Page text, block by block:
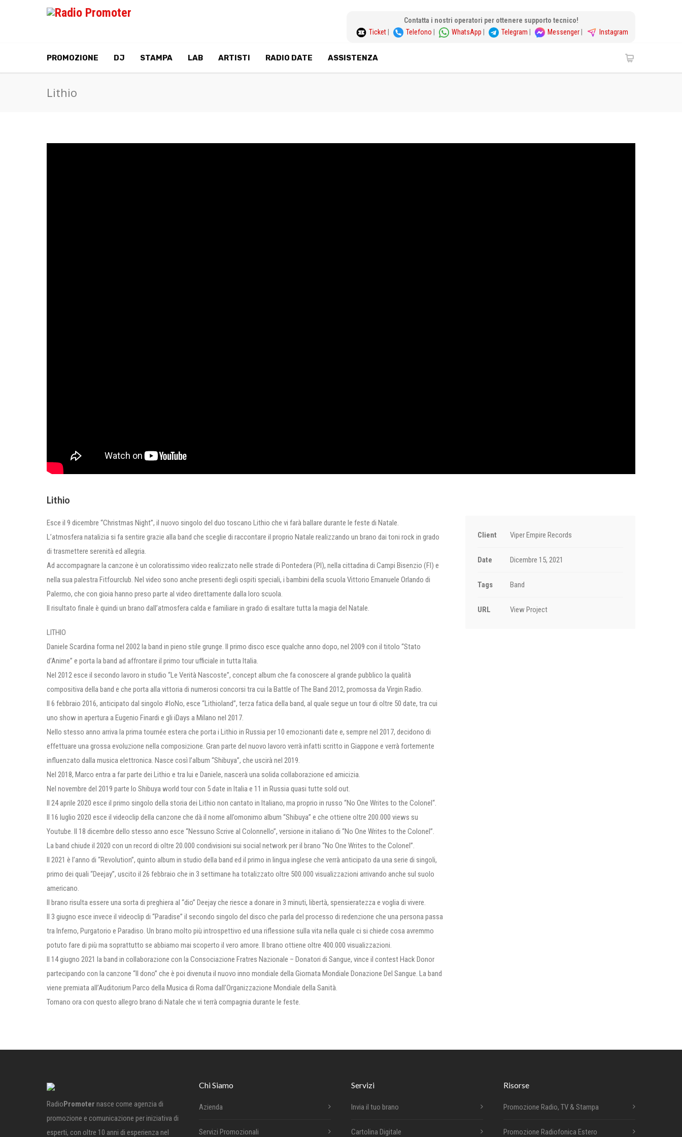
Contatta i nostri operatori per ottenere supporto tecnico!
Ticket
Telefono WhatsApp Telegram Messenger Instagram
PROMOZIONE DJ STAMPA LAB ARTISTI RADIO DATE ASSISTENZA
Lithio
Lithio
Esce il 9 dicembre “Christmas Night”, il nuovo singolo del duo toscano Lithio che vi farà ballare durante le feste di Natale.
L’atmosfera natalizia si fa sentire grazie alla band che sceglie di raccontare il proprio Natale realizzando un brano dai toni rock in grado
di trasmettere serenità ed allegria.
Ad accompagnare la canzone è un coloratissimo video realizzato nelle strade di Pontedera (PI), nella cittadina di Campi Bisenzio (FI) e
nella sua palestra Fitfourclub. Nel video sono anche presenti degli ospiti speciali, i bambini della scuola Vittorio Emanuele Orlando di
Palermo, che con gioia hanno preso parte al video direttamente dalla loro scuola.
Il risultato finale è quindi un brano dall’atmosfera calda e familiare in grado di esaltare tutta la magia del Natale.
LITHIO
Daniele Scardina forma nel 2002 la band in pieno stile grunge. Il primo disco esce qualche anno dopo, nel 2009 con il titolo “Stato
d’Anime” e porta la band ad affrontare il primo tour ufficiale in tutta Italia.
Nel 2012 esce il secondo lavoro in studio “Le Verità Nascoste”, concept album che fa conoscere al grande pubblico la qualità
compositiva della band e che porta alla vittoria di numerosi concorsi tra cui la Battle of The Band 2012, promossa da Virgin Radio.
Il 6 febbraio 2016, anticipato dal singolo #IoNo, esce “Lithioland”, terza fatica della band, al quale segue un tour di oltre 50 date, tra cui
uno show in apertura a Eugenio Finardi e gli iDays a Milano nel 2017.
Nello stesso anno arriva la prima tournée estera che porta i Lithio in Russia per 10 emozionanti date e, sempre nel 2017, decidono di
effettuare una grossa evoluzione nella composizione. Gran parte del nuovo lavoro verrà infatti scritto in Giappone e verrà fortemente
influenzato dalla musica elettronica. Nasce così l’album “Shibuya”, che uscirà nel 2019.
Nel 2018, Marco entra a far parte dei Lithio e tra lui e Daniele, nascerà una solida collaborazione ed amicizia.
Nel novembre del 2019 parte lo Shibuya world tour con 5 date in Italia e 11 in Russia quasi tutte sold out.
Il 24 aprile 2020 esce il primo singolo della storia dei Lithio non cantato in Italiano, ma proprio in russo “No One Writes to the Colonel“.
Il 16 luglio 2020 esce il videoclip della canzone che dà il nome all’omonimo album “Shibuya” e che ottiene oltre 200.000 views su
Youtube. Il 18 dicembre dello stesso anno esce “Nessuno Scrive al Colonnello”, versione in italiano di “No One Writes to the Colonel”.
La band chiude il 2020 con un record di oltre 20.000 condivisioni sui social network per il brano “No One Writes to the Colonel”.
Il 2021 è l’anno di “Revolution”, quinto album in studio della band ed il primo in lingua inglese che verrà anticipato da una serie di singoli,
primo dei quali “Deejay”, uscito il 26 febbraio che in 3 settimane ha totalizzato oltre 500.000 visualizzazioni arrivando anche sul suolo
americano.
Il brano risulta essere una sorta di preghiera al “dio” Deejay che riesce a donare in 3 minuti, libertà, spensieratezza e voglia di vivere.
Il 3 giugno esce invece il videoclip di “Paradise” il secondo singolo del disco che parla del processo di redenzione che una persona passa
tra Inferno, Purgatorio e Paradiso. Un brano molto più introspettivo ed una riflessione sulla vita nella quale ci si chiede cosa avremmo
potuto fare di più ma soprattutto se abbiamo mai scoperto il vero amore. Il brano ottiene oltre 400.000 visualizzazioni.
Il 14 giugno 2021 la band in collaborazione con la Consociazione Fratres Nazionale – Donatori di Sangue, vince il contest Hack Donor
partecipando con la canzone “Il dono” che è poi divenuta il nuovo inno mondiale della Giornata Mondiale Donazione Del Sangue. La band
viene premiata all’Auditorium Parco della Musica di Roma dall’Organizzazione Mondiale della Sanità.
Tornano ora con questo allegro brano di Natale che vi terrà compagnia durante le feste.
Client Viper Empire Records
Date Dicembre 15, 2021
Tags Band
URL View Project
Radio Promoter nasce come agenzia di
promozione e comunicazione per iniziativa di
esperti, con oltre 10 anni di esperienza nel
Chi Siamo
Azienda
Servizi Promozionali
Servizi
Invia il tuo brano
Cartolina Digitale
Risorse
Promozione Radio, TV & Stampa
Promozione Radiofonica Estero